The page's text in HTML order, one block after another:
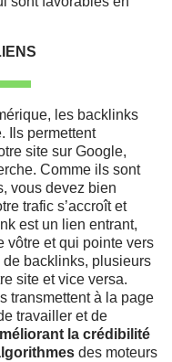
les backlinks
Ils permettent
site sur Google,
Comme ils sont
vous devez bien
trafic s’accroît et
est un lien entrant,
vôtre et qui pointe vers
backlinks, plusieurs
site et vice versa.
transmettent à la page
travailler et de
la crédibilité
des moteurs